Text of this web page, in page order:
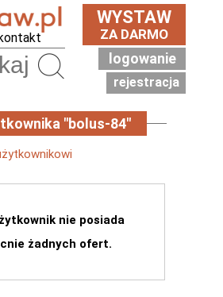
WYSTAW
ZA DARMO
logowanie
rejestracja
"bolus-84"
nie posiada
żadnych ofert.